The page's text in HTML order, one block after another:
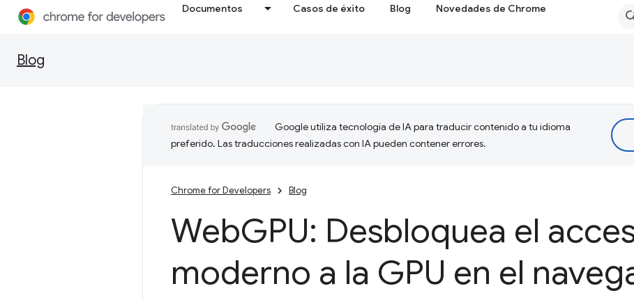
Documentos Casos de éxito Blog Novedades de Chrome
Blog
Google utiliza tecnología de IA para traducir contenido a tu idioma
preferido. Las traducciones realizadas con IA pueden contener errores.
Chrome for Developers Blog
WebGPU: Desbloquea el
moderno a la GPU en el